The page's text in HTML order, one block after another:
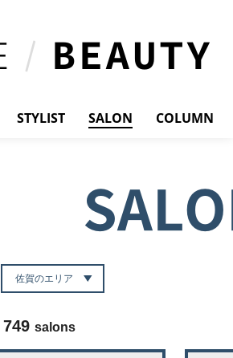
STYLIST SALON COLUMN
佐賀のエリア
749 salons